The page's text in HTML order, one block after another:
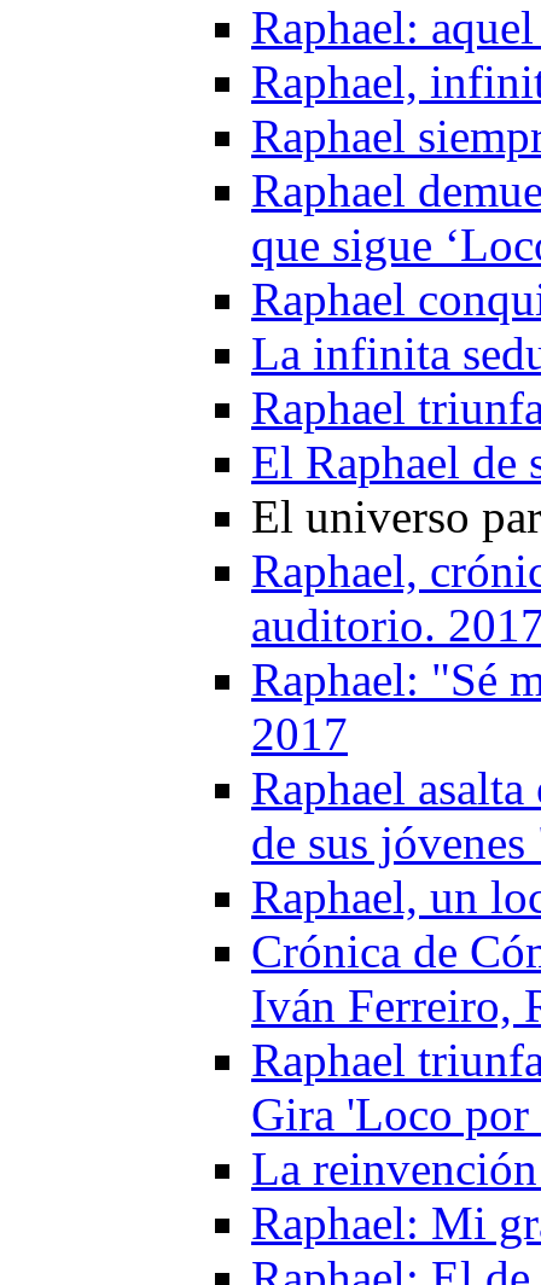
Raphael:
Raphael,
Raphael
Raphael
que sigue
Raphael
La infinita
Raphael
El Raphael de
El universo
Raphael,
auditorio.
Raphael: "Sé
2017
Raphael
de sus
Raphael, un
Crónica de
Iván Ferreiro,
Raphael
Gira 'Loco por
La
Raphael: Mi